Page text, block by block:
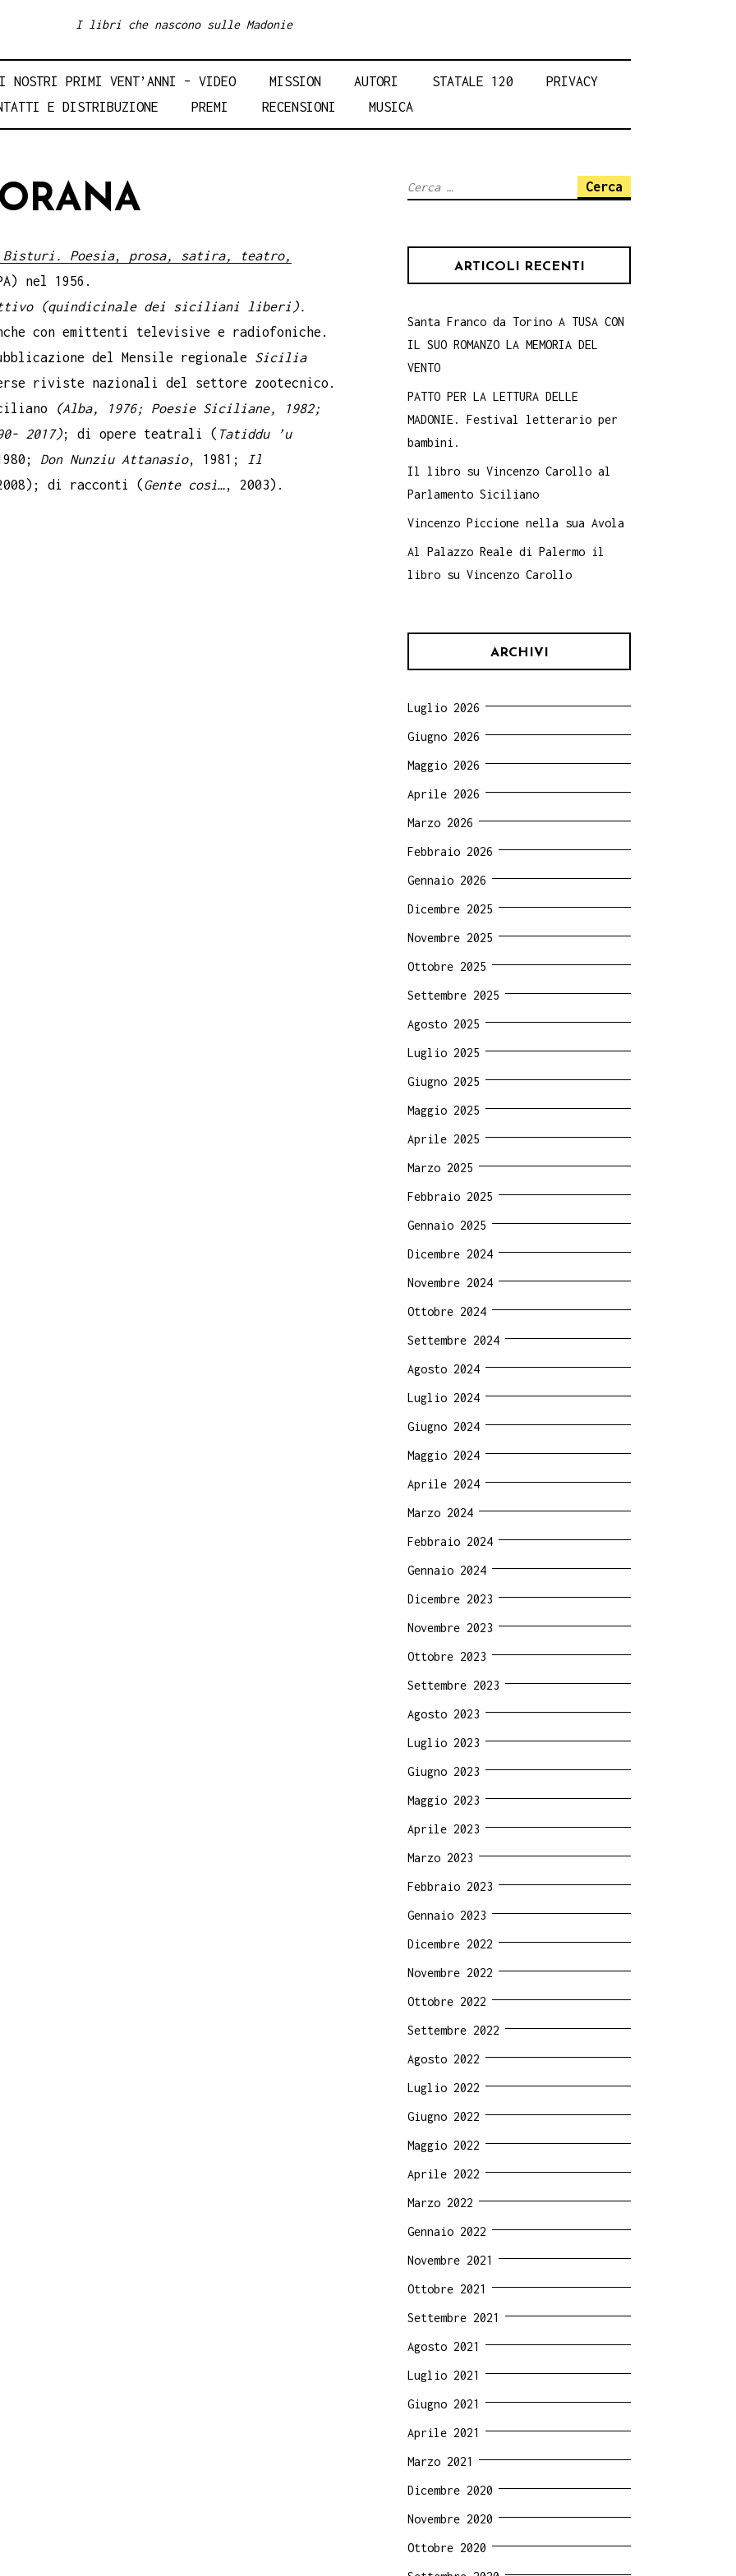
I libri che nascono sulle Madonie
I NOSTRI PRIMI VENT’ANNI – VIDEO MISSION AUTORI STATALE 120
PRIVACY
E DISTRIBUZIONE
PREMI RECENSIONI MUSICA
Bisturi. Poesia, prosa, satira, teatro,
nel 1956.
(quindicinale dei siciliani liberi).
con emittenti televisive e radiofoniche.
del Mensile regionale Sicilia
riviste nazionali del settore zootecnico.
(Alba, 1976; Poesie Siciliane, 1982;
2017); di opere teatrali ( Tatiddu ’u
Don Nunziu Attanasio, 1981;
Il
di racconti (Gente così… , 2003).
Ricerca
ARTICOLI RECENTI
Santa Franco da Torino A TUSA CON
IL SUO ROMANZO LA MEMORIA DEL
VENTO
PATTO PER LA LETTURA DELLE
MADONIE. Festival letterario per
bambini.
Il libro su Vincenzo Carollo al
Parlamento Siciliano
Vincenzo Piccione nella sua Avola
Al Palazzo Reale di Palermo il
libro su Vincenzo Carollo
ARCHIVI
Luglio 2026
Giugno 2026
Maggio 2026
Aprile 2026
Marzo 2026
Febbraio 2026
Gennaio 2026
Dicembre 2025
Novembre 2025
Ottobre 2025
Settembre 2025
Agosto 2025
Luglio 2025
Giugno 2025
Maggio 2025
Aprile 2025
Marzo 2025
Febbraio 2025
Gennaio 2025
Dicembre 2024
Novembre 2024
Ottobre 2024
Settembre 2024
Agosto 2024
Luglio 2024
Giugno 2024
Maggio 2024
Aprile 2024
Marzo 2024
Febbraio 2024
Gennaio 2024
Dicembre 2023
Novembre 2023
Ottobre 2023
Settembre 2023
Agosto 2023
Luglio 2023
Giugno 2023
Maggio 2023
Aprile 2023
Marzo 2023
Febbraio 2023
Gennaio 2023
Dicembre 2022
Novembre 2022
Ottobre 2022
Settembre 2022
Agosto 2022
Luglio 2022
Giugno 2022
Maggio 2022
Aprile 2022
Marzo 2022
Gennaio 2022
Novembre 2021
Ottobre 2021
Settembre 2021
Agosto 2021
Luglio 2021
Giugno 2021
Aprile 2021
Marzo 2021
Dicembre 2020
Novembre 2020
Ottobre 2020